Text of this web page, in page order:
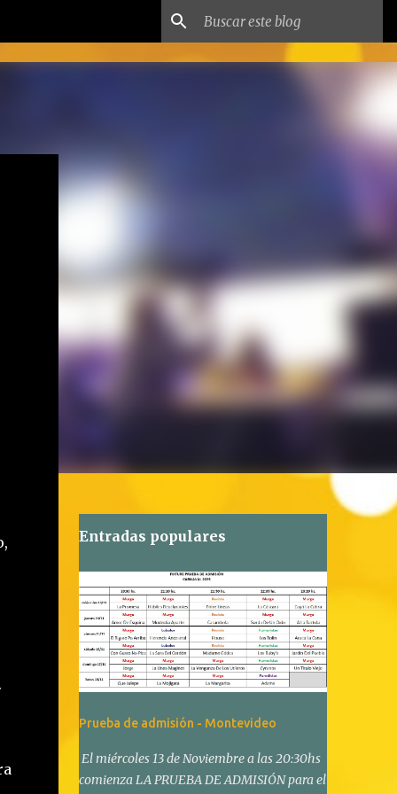
Entradas populares
Prueba de admisión - Montevideo
El miércoles 13 de Noviembre a las 20:30hs
comienza LA PRUEBA DE ADMISIÓN para el